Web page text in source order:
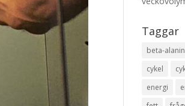
Taggar
beta-alanin
cykel
energi